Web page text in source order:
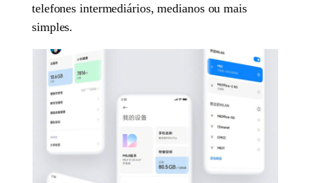
telefones intermediários, medianos ou mais
simples.